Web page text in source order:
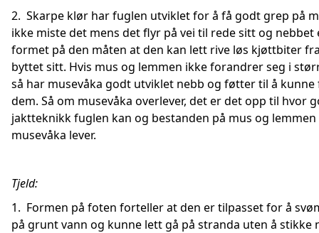
2. Skarpe klør har fuglen utviklet for å få godt grep på
ikke miste det mens det flyr på vei til rede sitt og nebbet
formet på den måten at den kan lett rive løs kjøttbiter
byttet sitt. Hvis mus og lemmen ikke forandrer seg i
så har musevåka godt utviklet nebb og føtter til å kunne
dem. Så om musevåka overlever, det er det opp til hvor
jaktteknikk fuglen kan og bestanden på mus og
musevåka lever.
Tjeld:
1. Formen på foten forteller at den er tilpasset for å
på grunt vann og kunne lett gå på stranda uten å stikke